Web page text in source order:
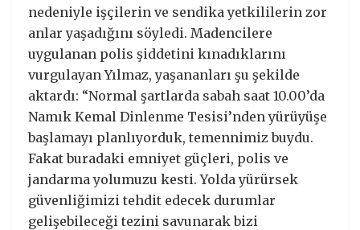
nedeniyle işçilerin ve sendika yetkililerin zor
anlar yaşadığını söyledi. Madencilere
uygulanan polis şiddetini kınadıklarını
vurgulayan Yılmaz, yaşananları şu şekilde
aktardı: “Normal şartlarda sabah saat 10.00’da
Namık Kemal Dinlenme Tesisi’nden yürüyüşe
başlamayı planlıyorduk, temennimiz buydu.
Fakat buradaki emniyet güçleri, polis ve
jandarma yolumuzu kesti. Yolda yürürsek
güvenliğimizi tehdit edecek durumlar
gelişebileceği tezini savunarak bizi